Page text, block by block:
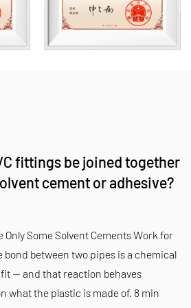
proizvoda obuhvaća
C, PVC-U, PVDF, PPH i
i spojni dijelovi protežu do
vođen, u korak s
gotovo 10 milijuna RMB
i razvoj. Osiguravamo
kroz standardiziranu
i strogu nabavu
s našom
strategijom,
fittings be joined together
cement or adhesive?
Some Solvent Cements Work for
bond between two pipes is a chemical
— and that reaction behaves
what the plastic is made of. 8 min